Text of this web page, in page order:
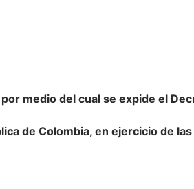
por medio del cual se expide el
de Colombia, en ejercicio de